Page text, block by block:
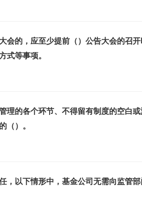
会的，应至少提前（）公告大会的召
式等事项。
理的各个环节、不得留有制度的空白
（）。
，以下情形中，基金公司无需向监管